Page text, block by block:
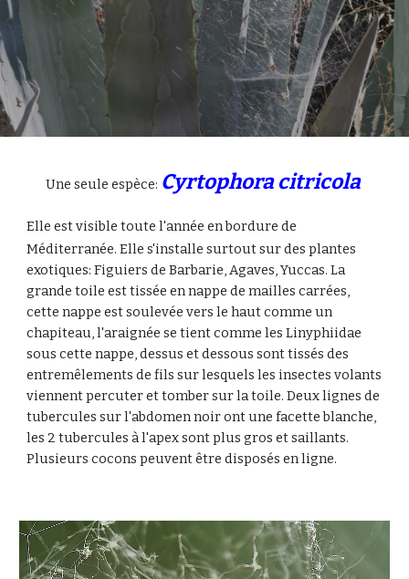
Une seule espèce: Cyrtophora citricola
Elle est visible toute l'année en bordure de
Méditerranée. Elle s'installe surtout sur des plantes
exotiques: Figuiers de Barbarie, Agaves, Yuccas. La
grande toile est tissée en nappe de mailles carrées,
cette nappe est soulevée vers le haut comme un
chapiteau, l'araignée se tient comme les Linyphiidae
sous cette nappe, dessus et dessous sont tissés des
entremêlements de fils sur lesquels les insectes volants
viennent percuter et tomber sur la toile. Deux lignes de
tubercules sur l'abdomen noir ont une facette blanche,
les 2 tubercules à l'apex sont plus gros et saillants.
Plusieurs cocons peuvent être disposés en ligne.